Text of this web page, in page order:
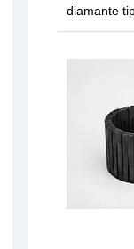
diamante